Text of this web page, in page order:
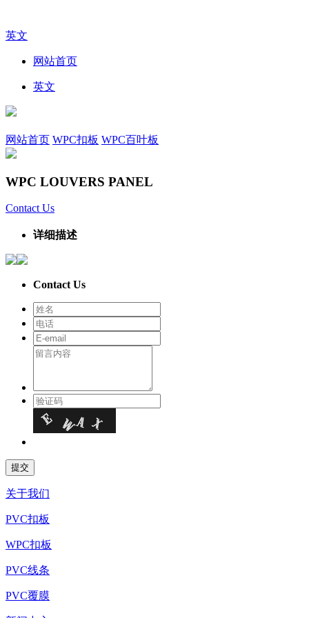
英文
网站首页
英文
网站首页 WPC扣板 WPC百叶板
WPC LOUVERS PANEL
Contact Us
详细描述
Contact Us
关于我们
PVC扣板
WPC扣板
PVC线条
PVC覆膜